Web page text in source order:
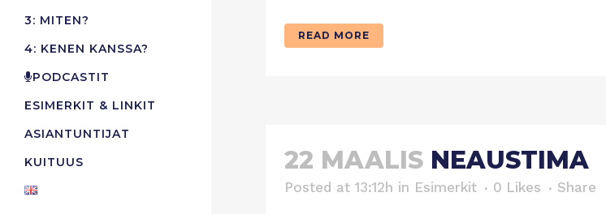
3: MITEN?
4: KENEN KANSSA?
PODCASTIT
ESIMERKIT & LINKIT
ASIANTUNTIJAT
KUITUUS
READ MORE
22 MAALIS NEAUSTIMA
Posted at 13:12h in Esimerkit 0 Likes Share